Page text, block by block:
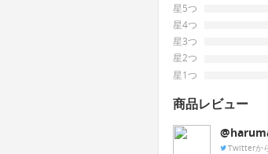
星5つ
星4つ
星3つ
星2つ
星1つ
商品レビュー
Twitterか